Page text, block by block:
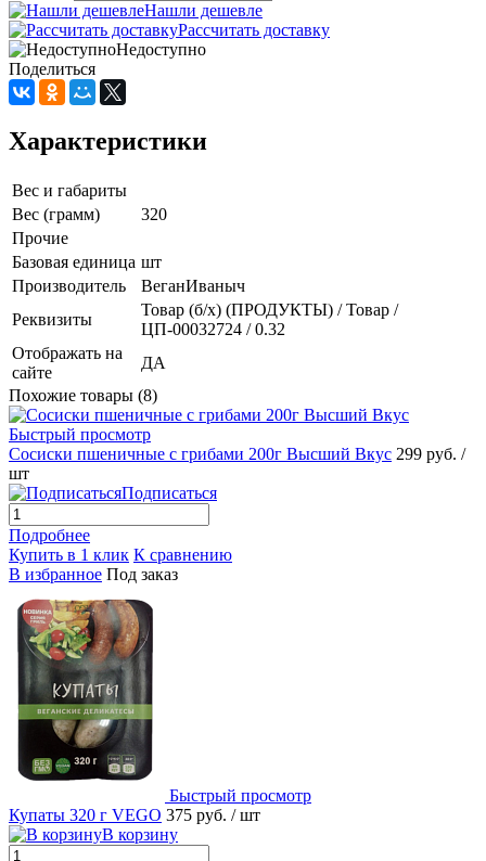
Нашли дешевле
Рассчитать доставку
Недоступно
Поделиться
Характеристики
Вес и габариты
Вес (грамм)
320
Прочие
Базовая единица шт
Производитель
ВеганИваныч
Реквизиты
Товар (б/х) (ПРОДУКТЫ) / Товар /
ЦП-00032724 / 0.32
Отображать на
сайте
ДА
Похожие товары (8)
Быстрый просмотр
Сосиски пшеничные с грибами 200г Высший Вкус 299 руб. /
шт
Подписаться
Подробнее
Купить в 1 клик К сравнению
В избранное Под заказ
Быстрый просмотр
Купаты 320 г VEGO 375 руб. / шт
В корзину